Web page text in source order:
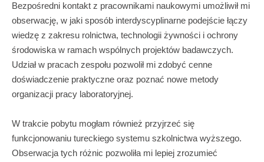
Bezpośredni kontakt z pracownikami naukowymi umożliwił mi
obserwację, w jaki sposób interdyscyplinarne podejście łączy
wiedzę z zakresu rolnictwa, technologii żywności i ochrony
środowiska w ramach wspólnych projektów badawczych.
Udział w pracach zespołu pozwolił mi zdobyć cenne
doświadczenie praktyczne oraz poznać nowe metody
organizacji pracy laboratoryjnej.
W trakcie pobytu mogłam również przyjrzeć się
funkcjonowaniu tureckiego systemu szkolnictwa wyższego.
Obserwacja tych różnic pozwoliła mi lepiej zrozumieć